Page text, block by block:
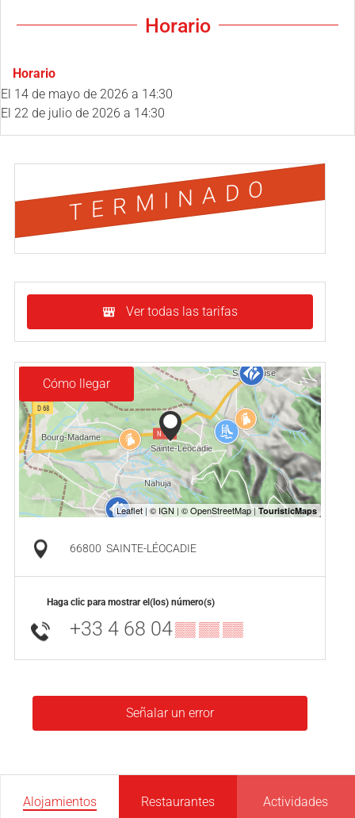
Horario
Horario
El 14 de mayo de 2026 a 14:30
El 22 de julio de 2026 a 14:30
TERMINADO
Ver todas las tarifas
Cómo llegar
66800 SAINTE-LÉOCADIE
Haga clic para mostrar el(los) número(s)
+33 4 68 04▒▒ ▒▒ ▒▒
Señalar un error
Alojamientos Restaurantes Actividades